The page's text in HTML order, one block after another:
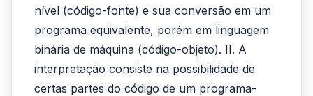
interpretação
de
programa
nível (código-fonte) e sua conversão em um
programa equivalente, porém em linguagem
binária de máquina (código-objeto). II. A
interpretação consiste na possibilidade de
certas partes do código de um programa-